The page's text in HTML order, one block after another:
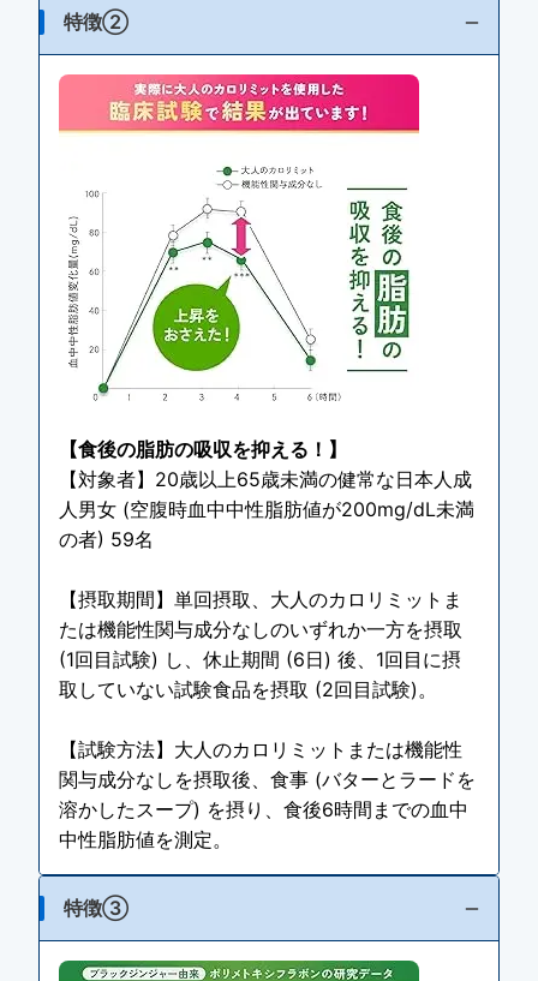
特徴②
【食後の脂肪の吸収を抑える！】
【対象者】20歳以上65歳未満の健常な日本人成
人男女 (空腹時血中中性脂肪値が200mg/dL未満
の者) 59名
【摂取期間】単回摂取、大人のカロリミットま
たは機能性関与成分なしのいずれか一方を摂取
(1回目試験) し、休止期間 (6日) 後、1回目に摂
取していない試験食品を摂取 (2回目試験)。
【試験方法】大人のカロリミットまたは機能性
関与成分なしを摂取後、食事 (バターとラードを
溶かしたスープ) を摂り、食後6時間までの血中
中性脂肪値を測定。
特徴③